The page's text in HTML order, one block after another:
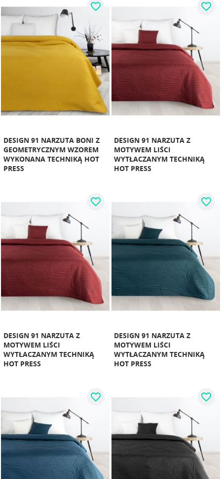
DESIGN 91 NARZUTA BONI Z
GEOMETRYCZNYM WZOREM
WYKONANA TECHNIKĄ HOT
PRESS
favorite_border
DESIGN 91 NARZUTA Z
MOTYWEM LIŚCI
WYTŁACZANYM TECHNIKĄ
HOT PRESS
favorite_border
DESIGN 91 NARZUTA Z
MOTYWEM LIŚCI
WYTŁACZANYM TECHNIKĄ
HOT PRESS
favorite_border
DESIGN 91 NARZUTA Z
MOTYWEM LIŚCI
WYTŁACZANYM TECHNIKĄ
HOT PRESS
favorite_border
favorite_border favorite_border